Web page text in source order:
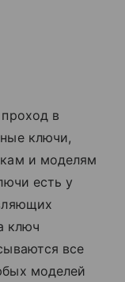
в
ключи,
и моделям
есть у
ключ
все
моделей